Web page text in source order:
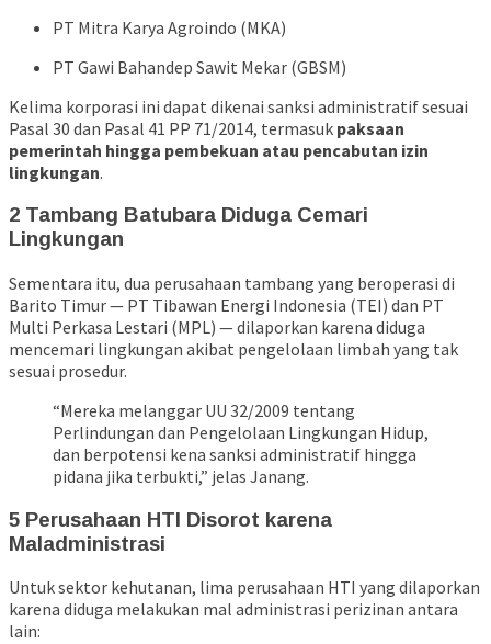
PT Mitra Karya Agroindo (MKA)
PT Gawi Bahandep Sawit Mekar (GBSM)
Kelima korporasi ini dapat dikenai sanksi administratif sesuai
Pasal 30 dan Pasal 41 PP 71/2014, termasuk paksaan
pemerintah hingga pembekuan atau pencabutan izin
lingkungan.
2 Tambang Batubara Diduga Cemari
Lingkungan
Sementara itu, dua perusahaan tambang yang beroperasi di
Barito Timur — PT Tibawan Energi Indonesia (TEI) dan PT
Multi Perkasa Lestari (MPL) — dilaporkan karena diduga
mencemari lingkungan akibat pengelolaan limbah yang tak
sesuai prosedur.
“Mereka melanggar UU 32/2009 tentang
Perlindungan dan Pengelolaan Lingkungan Hidup,
dan berpotensi kena sanksi administratif hingga
pidana jika terbukti,” jelas Janang.
5 Perusahaan HTI Disorot karena
Maladministrasi
Untuk sektor kehutanan, lima perusahaan HTI yang dilaporkan
karena diduga melakukan mal administrasi perizinan antara
lain: